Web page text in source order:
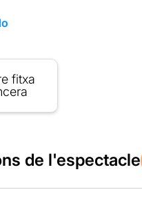
fitxa
de l'espectacle